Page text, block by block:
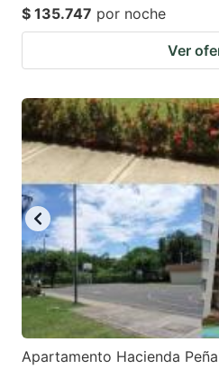
$ 135.747 por noche
Ver
Apartamento Hacienda